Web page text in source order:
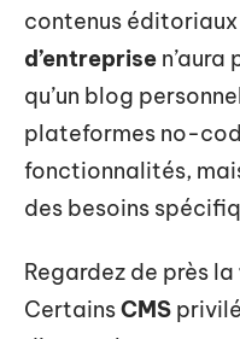
contenus éditoriaux
d’entreprise n’aura
qu’un blog
plateformes no-
fonctionnalités,
des besoins
Regardez de près la
CertainsCMS